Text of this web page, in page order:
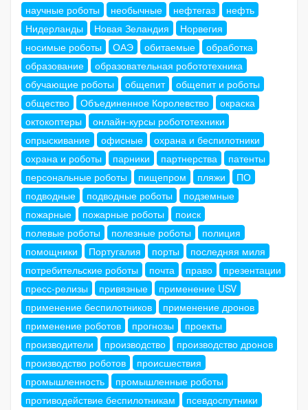
научные роботы
необычные нефтегаз
нефть
Нидерланды
Новая Зеландия
Норвегия
носимые роботы
ОАЭ обитаемые
обработка
образование
образовательная робототехника
обучающие роботы
общепит
общепит и роботы
общество
Объединенное Королевство
окраска
октокоптеры
онлайн-курсы робототехники
опрыскивание
офисные
охрана и беспилотники
охрана и роботы
парники партнерства
патенты
персональные роботы
пищепром пляжи
ПО
подводные
подводные роботы
подземные
пожарные
пожарные роботы
поиск
полевые роботы
полезные роботы
полиция
помощники
Португалия порты
последняя миля
потребительские роботы
почта право
презентации
пресс-релизы
привязные
применение USV
применение беспилотников
применение дронов
применение роботов
прогнозы
проекты
производители
производство
производство дронов
производство роботов
происшествия
промышленность
промышленные роботы
противодействие беспилотникам
псевдоспутники